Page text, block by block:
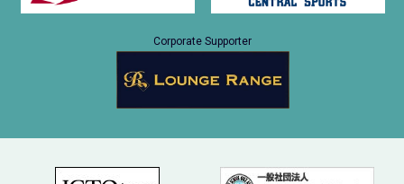
Corporate Supporter